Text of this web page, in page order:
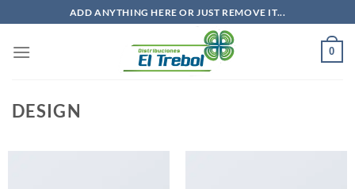
al
contenido
ADD ANYTHING HERE OR JUST REMOVE IT...
0
DESIGN